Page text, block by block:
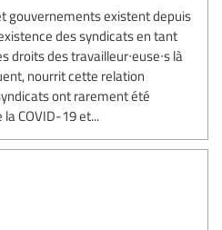
gouvernements existent depuis
des syndicats en tant
droits des travailleur∙euse∙s là
nourrit cette relation
ont rarement été
COVID-19 et...